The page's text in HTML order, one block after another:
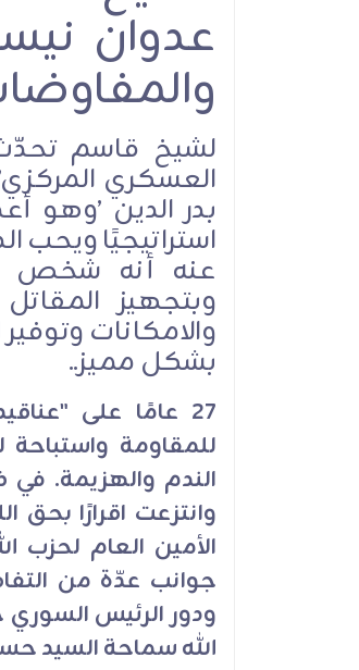
لشيخ قاسم تحدّث
العسكري
بدر الدين ’وهو
استراتيجيًا
عنه أنه شخص
وبتجهيز
والامكانات
بشكل مميز..
27
للمقاومة
الندم والهزيمة. في
وانتزعت اقرارًا بحق
الأمين العام
جوانب عدّة من
ودور الرئيس
الله سماحة السيد